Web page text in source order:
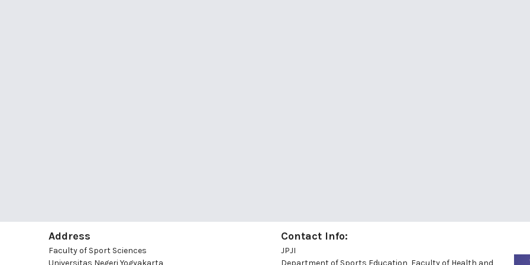
Address
Faculty of Sport Sciences
Universitas Negeri Yogyakarta
Contact Info:
JPJI
Department of Sports Education, Faculty of Health and